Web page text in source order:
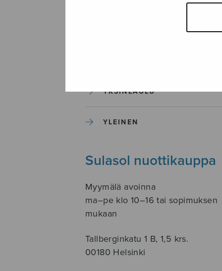
SOITINKOULUT JA OPPAAT
YKSINLAULU
YLEINEN
Sulasol nuottikauppa
Myymälä avoinna
ma–pe klo 10–16 tai sopimuksen
mukaan
Tallberginkatu 1 B, 1,5 krs.
00180 Helsinki